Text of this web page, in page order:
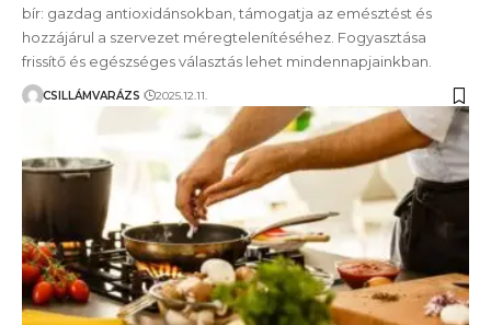
bír: gazdag antioxidánsokban, támogatja az emésztést és
hozzájárul a szervezet méregtelenítéséhez. Fogyasztása
frissítő és egészséges választás lehet mindennapjainkban.
CSILLÁMVARÁZS 2025.12.11.